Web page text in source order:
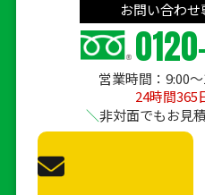
お問い合わ
営業時間：9:00
24時間365
非対面でもお見